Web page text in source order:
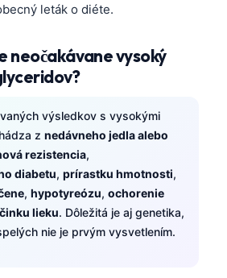
leták o diéte.
neočakávane vysoký
výsledkov s vysokými
z nedávneho jedla alebo
rezistencia,
diabetu, prírastku hmotnosti,
, hypotyreózu, ochorenie
lieku. Dôležitá je aj genetika,
nie je prvým vysvetlením.